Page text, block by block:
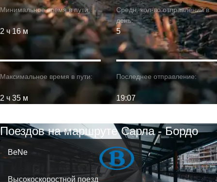
Минимальное время в пути:
2 ч 16 м
Максимальное время в пути:
2 ч 35 м
Средн. кол-во отправлений в
день:
5
Последнее отправление:
19:07
Поездов на маршруте Сарла - Бордо
BeNe
Высокоскоростной поезд